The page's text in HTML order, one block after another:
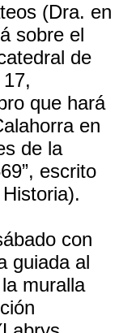
(Dra. en
sobre el
de
que hará
en
de la
escrito
con
guiada al
muralla